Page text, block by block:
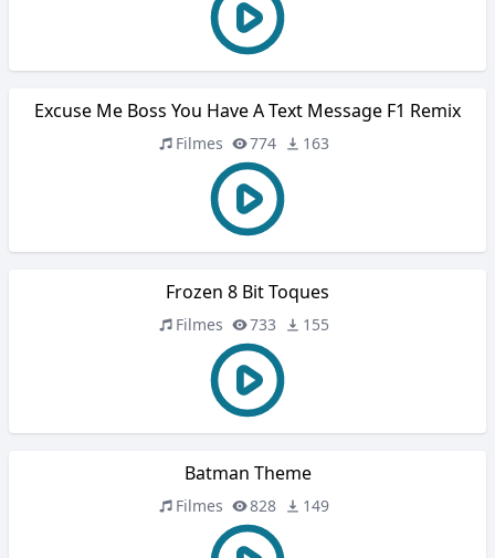
Excuse Me Boss You Have A Text Message F1 Remix
Filmes 774 163
Frozen 8 Bit Toques
Filmes 733 155
Batman Theme
Filmes 828 149